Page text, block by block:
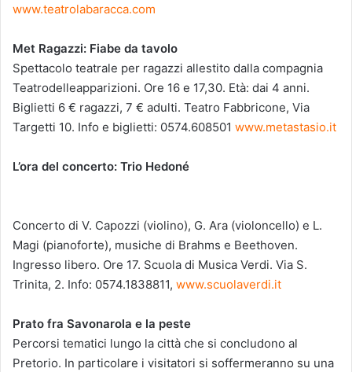
www.teatrolabaracca.com
Met Ragazzi: Fiabe da tavolo
Spettacolo teatrale per ragazzi allestito dalla compagnia
Teatrodelleapparizioni. Ore 16 e 17,30. Età: dai 4 anni.
Biglietti 6 € ragazzi, 7 € adulti. Teatro Fabbricone, Via
Targetti 10. Info e biglietti: 0574.608501 www.metastasio.it
L’ora del concerto: Trio Hedoné
Concerto di V. Capozzi (violino), G. Ara (violoncello) e L.
Magi (pianoforte), musiche di Brahms e Beethoven.
Ingresso libero. Ore 17. Scuola di Musica Verdi. Via S.
Trinita, 2. Info: 0574.1838811, www.scuolaverdi.it
Prato fra Savonarola e la peste
Percorsi tematici lungo la città che si concludono al
Pretorio. In particolare i visitatori si soffermeranno su una